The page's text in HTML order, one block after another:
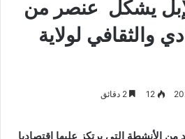
يشكل عنصر من
والثقافي لولاية
12
الأنشطة التي يرتكز عليها اقتصاديا